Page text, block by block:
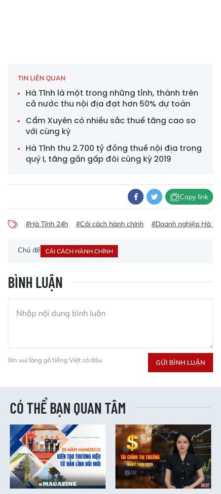
TIN LIÊN QUAN
Hà Tĩnh là một trong những tỉnh, thành trên
cả nước thu nội địa đạt hơn 50% dự toán
Cẩm Xuyên có nhiều sắc thuế tăng cao so
với cùng kỳ
Hà Tĩnh thu 2.700 tỷ đồng thuế nội địa trong
quý I, tăng gần gấp đôi cùng kỳ 2019
Copy link
#Hà Tĩnh 24h #Cải cách hành chính #Doanh nghiệp Hà
Chủ đề CẢI CÁCH HÀNH CHÍNH
BÌNH LUẬN
Xin vui lòng gõ tiếng Việt có dấu GỬI BÌNH LUẬN
CÓ THỂ BẠN QUAN TÂM